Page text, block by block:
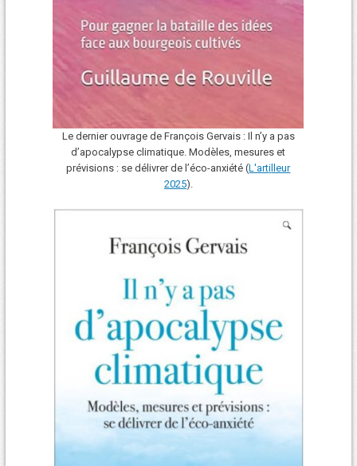
Le dernier ouvrage de François Gervais : Il n’y a pas
d’apocalypse climatique. Modèles, mesures et
prévisions : se délivrer de l’éco-anxiété (L'arti lleur
2025).